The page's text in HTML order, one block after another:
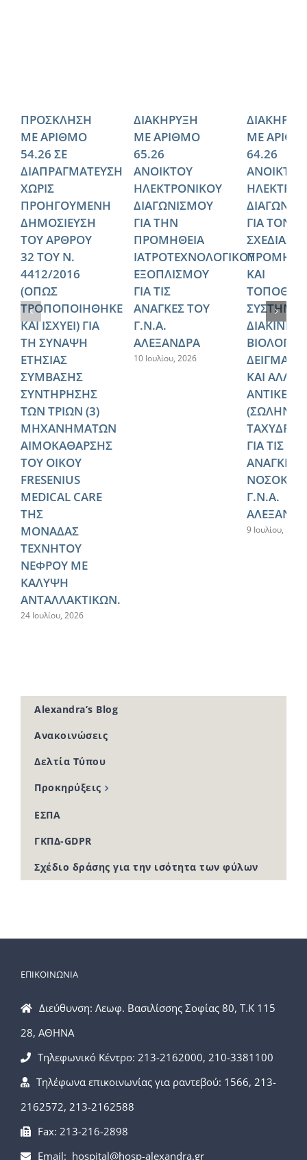
ΠΡΟΣΚΛΗΣΗ
ΜΕ ΑΡΙΘΜΟ
54.26 ΣΕ
ΔΙΑΠΡΑΓΜΑΤΕΥΣΗ
ΧΩΡΙΣ
ΠΡΟΗΓΟΥΜΕΝΗ
ΔΗΜΟΣΙΕΥΣΗ
ΤΟΥ ΑΡΘΡΟΥ
32 ΤΟΥ Ν.
4412/2016
(ΟΠΩΣ
ΤΡΟΠΟΠΟΙΗΘΗΚΕ
ΚΑΙ ΙΣΧΥΕΙ) ΓΙΑ
ΤΗ ΣΥΝΑΨΗ
ΕΤΗΣΙΑΣ
ΣΥΜΒΑΣΗΣ
ΣΥΝΤΗΡΗΣΗΣ
ΤΩΝ ΤΡΙΩΝ (3)
ΜΗΧΑΝΗΜΑΤΩΝ
ΑΙΜΟΚΑΘΑΡΣΗΣ
ΤΟΥ ΟΙΚΟΥ
FRESENIUS
MEDICAL CARE
ΤΗΣ
ΜΟΝΑΔΑΣ
ΤΕΧΝΗΤΟΥ
ΝΕΦΡΟΥ ΜΕ
ΚΑΛΥΨΗ
ΑΝΤΑΛΛΑΚΤΙΚΩΝ.
24 Ιουλίου, 2026
ΔΙΑΚΗΡΥΞΗ
ΜΕ ΑΡΙΘΜΟ
65.26
ΑΝΟΙΚΤΟΥ
ΗΛΕΚΤΡΟΝΙΚΟΥ
ΔΙΑΓΩΝΙΣΜΟΥ
ΓΙΑ ΤΗΝ
ΠΡΟΜΗΘΕΙΑ
ΙΑΤΡΟΤΕΧΝΟΛΟΓΙΚΟΥ
ΕΞΟΠΛΙΣΜΟΥ
ΓΙΑ ΤΙΣ
ΑΝΑΓΚΕΣ ΤΟΥ
Γ.Ν.Α.
ΑΛΕΞΑΝΔΡΑ
10 Ιουλίου, 2026
ΜΕ
64.26
ΑΝΟΙΚΤΟΥ
ΓΙΑ ΤΟΝ
ΚΑΙ
ΚΑΙ
ΓΙΑ ΤΙΣ
ΑΝΑΓΚΕΣ
Γ.Ν.Α.
9 Ιουλίου, 2026
Alexandra’s Blog
Ανακοινώσεις
Δελτία Τύπου
Προκηρύξεις
ΕΣΠΑ
ΓΚΠΔ-GDPR
Σχέδιο δράσης για την ισότητα των φύλων
ΕΠΙΚΟΙΝΩΝΙΑ
Διεύθυνση: Λεωφ. Βασιλίσσης Σοφίας 80, Τ.Κ 115
28, ΑΘΗΝΑ
Τηλεφωνικό Κέντρο: 213-2162000, 210-3381100
Τηλέφωνα επικοινωνίας για ραντεβού: 1566, 213-
2162572, 213-2162588
Fax: 213-216-2898
Email: hospital@hosp-alexandra.gr